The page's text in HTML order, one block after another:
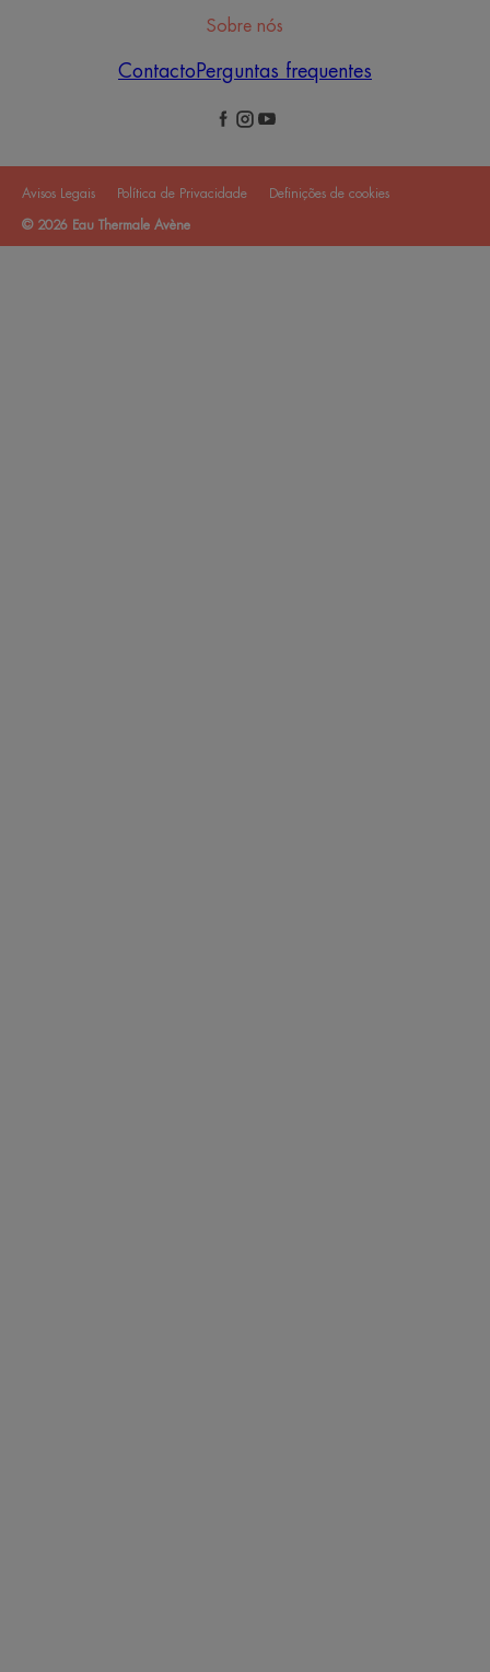
Sobre nós
Contacto Perguntas frequentes
Avisos Legais Política de Privacidade Definições de cookies
© 2026 Eau Thermale Avène